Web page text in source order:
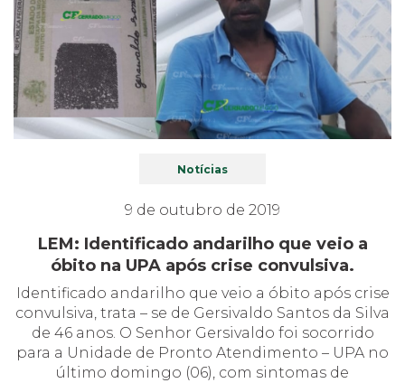
Notícias
9 de outubro de 2019
LEM: Identificado andarilho que veio a
óbito na UPA após crise convulsiva.
Identificado andarilho que veio a óbito após crise
convulsiva, trata – se de Gersivaldo Santos da Silva
de 46 anos. O Senhor Gersivaldo foi socorrido
para a Unidade de Pronto Atendimento – UPA no
último domingo (06), com sintomas de